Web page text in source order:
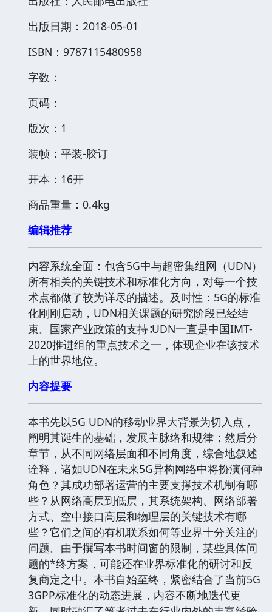
出版日期：2018-05-01
ISBN：9787115480958
字数：
页码：
版次：1
装帧：平装-胶订
开本：16开
商品重量：0.4kg
编辑推荐
内容系统全面：包含5G中与超密集组网（UDN）
所有相关的关键技术和标准化方向，对每一个技
术点都做了较为详尽的描述。及时性：5G的标准
化刚刚启动，UDN相关课题的研究阶段已经结
束。国家产业政策的支持∶UDN一直是中国IMT-
2020推进组的重点技术之一，体现企业在该技术
上的世界地位。
内容提要
本书先以5G UDN的移动业界大背景为切入点，
阐明其诞生的基础，发展主脉络和规律；然后分
章节，从不同网络层面和不同角度，综合地叙述
诠释，诸如UDN在未来5G异构网络中将扮演何种
角色？其成功部署运营的主要支撑技术机制有哪
些？从网络高层到低层，其系统架构、网络部署
方式、空中接口高层和物理层的关键技术有哪
些？它们之间的有机联系如何等业界十分关注的
问题。由于撰写本书时间窗的限制，某些具体问
题的*终方案，可能还在业界标准化的研讨和反
复商定之中。本书自始至终，紧密结合了当前5G
3GPP标准化的动态进展，内容不断地迭代更